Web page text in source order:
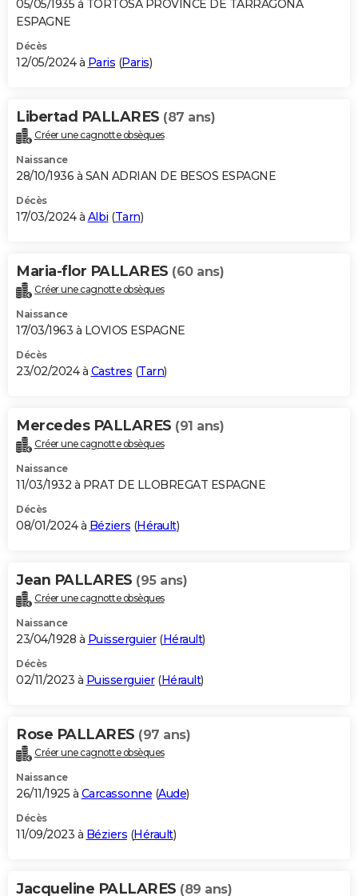
05/05/1935 à TORTOSA PROVINCE DE TARRAGONA
ESPAGNE
Décès
12/05/2024 à Paris (Paris)
Libertad PALLARES (87 ans)
Créer une cagnotte obsèques
Naissance
28/10/1936 à SAN ADRIAN DE BESOS ESPAGNE
Décès
17/03/2024 à Albi (Tarn)
Maria-flor PALLARES (60 ans)
Créer une cagnotte obsèques
Naissance
17/03/1963 à LOVIOS ESPAGNE
Décès
23/02/2024 à Castres (Tarn)
Mercedes PALLARES (91 ans)
Créer une cagnotte obsèques
Naissance
11/03/1932 à PRAT DE LLOBREGAT ESPAGNE
Décès
08/01/2024 à Béziers (Hérault)
Jean PALLARES (95 ans)
Créer une cagnotte obsèques
Naissance
23/04/1928 à Puisserguier(Hérault)
Décès
02/11/2023 à Puisserguier(Hérault)
Rose PALLARES (97 ans)
Créer une cagnotte obsèques
Naissance
26/11/1925 à Carcassonne (Aude)
Décès
11/09/2023 à Béziers (Hérault)
Jacqueline PALLARES (89 ans)